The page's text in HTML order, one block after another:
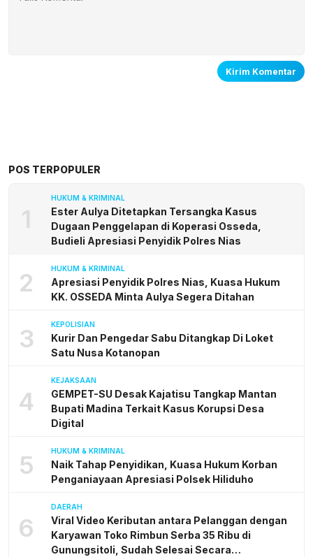
POS TERPOPULER
1
HUKUM & KRIMINAL
Ester Aulya Ditetapkan Tersangka Kasus
Dugaan Penggelapan di Koperasi Osseda,
Budieli Apresiasi Penyidik Polres Nias
2 HUKUM & KRIMINAL
Apresiasi Penyidik Polres Nias, Kuasa Hukum
KK. OSSEDA Minta Aulya Segera Ditahan
3 KEPOLISIAN
Kurir Dan Pengedar Sabu Ditangkap Di Loket
Satu Nusa Kotanopan
4
KEJAKSAAN
GEMPET-SU Desak Kajatisu Tangkap Mantan
Bupati Madina Terkait Kasus Korupsi Desa
Digital
5 HUKUM & KRIMINAL
Naik Tahap Penyidikan, Kuasa Hukum Korban
Penganiayaan Apresiasi Polsek Hiliduho
6
DAERAH
Viral Video Keributan antara Pelanggan dengan
Karyawan Toko Rimbun Serba 35 Ribu di
Gunungsitoli, Sudah Selesai Secara